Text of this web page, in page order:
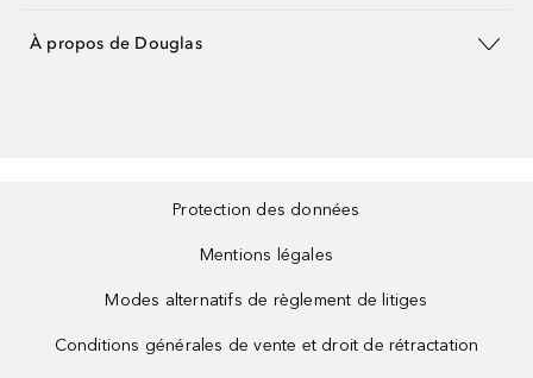
À propos de Douglas
Protection des données
Mentions légales
Modes alternatifs de règlement de litiges
Conditions générales de vente et droit de rétractation